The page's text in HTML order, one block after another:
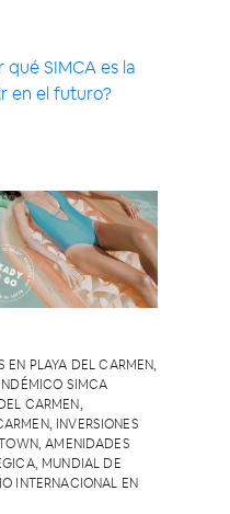
qué SIMCA es la
en el futuro?
EN PLAYA DEL CARMEN,
SIMCA
CARMEN,
, INVERSIONES
,AMENIDADES
, MUNDIAL DE
INTERNACIONAL EN